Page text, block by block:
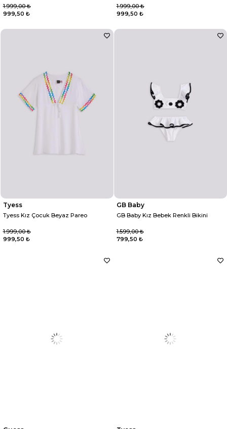
999,50 ₺
1.999,00 ₺
999,50 ₺
1.999,00 ₺
Tyess
Tyess Kız Çocuk Beyaz Pareo
999,50 ₺
1.999,00 ₺
GB Baby
GB Baby Kız Bebek Renkli Bikini
799,50 ₺
1.599,00 ₺